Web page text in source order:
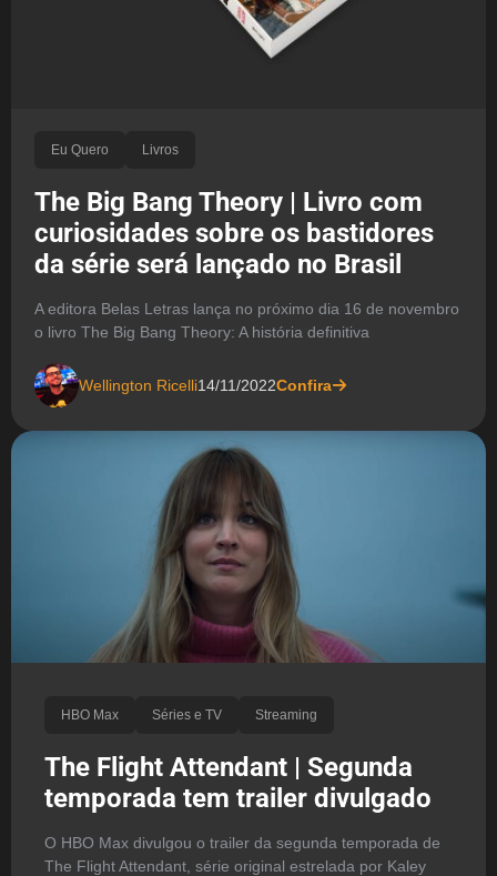
Eu Quero Livros
The Big Bang Theory | Livro com
curiosidades sobre os bastidores
da série será lançado no Brasil
A editora Belas Letras lança no próximo dia 16 de novembro
o livro The Big Bang Theory: A história definitiva
Wellington Ricelli14/11/2022Confira
HBO Max Séries e TV Streaming
The Flight Attendant | Segunda
temporada tem trailer divulgado
O HBO Max divulgou o trailer da segunda temporada de
The Flight Attendant, série original estrelada por Kaley